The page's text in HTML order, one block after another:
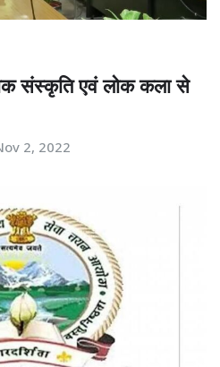
संस्कृति एवं लोक कला से
2, 2022